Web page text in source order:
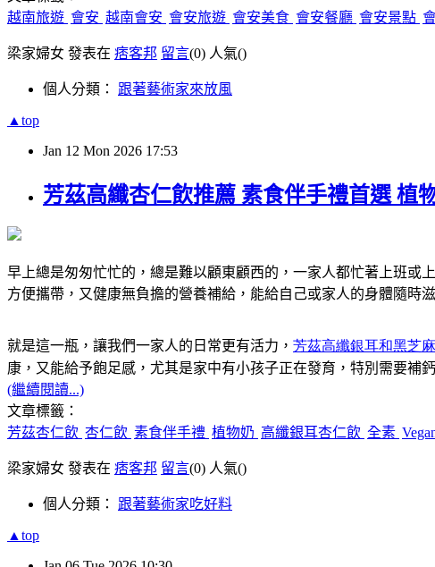
越南旅遊 會安 越南會安 會安旅遊 會安美食 會安餐廳 會安景點
梁家婦女 發表在 痞客邦 留言(0) 人氣()
個人分類： 跟著藝術家來放風
▲top
Jan 12 Mon 2026 17:53
芳茲高纖杏仁飲推薦 素食伴手禮首選 植
早上總是匆匆忙忙的，總是難以顧東顧西的，一家人都忙著上班或
方便攜帶，又健康無負擔的營養補給，能給自己或家人的身體隨時
就是這一瓶，讓我們一家人的日常更有活力， 芳茲高纖銀耳和黑芝
康，又能給予飽足感，尤其是家中有小孩子正在發育，特別需要補
(繼續閱讀...)
文章標籤：
芳茲杏仁飲 杏仁飲 素食伴手禮 植物奶 高纖銀耳杏仁飲 全素
梁家婦女 發表在 痞客邦 留言(0) 人氣()
個人分類： 跟著藝術家吃好料
▲top